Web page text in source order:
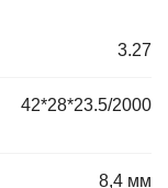
3.27
42*28*23.5/2000
8,4 мм